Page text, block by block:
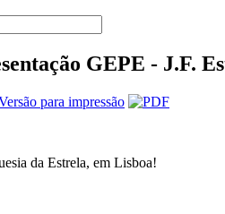
GEPE - J.F.
da Estrela, em Lisboa!